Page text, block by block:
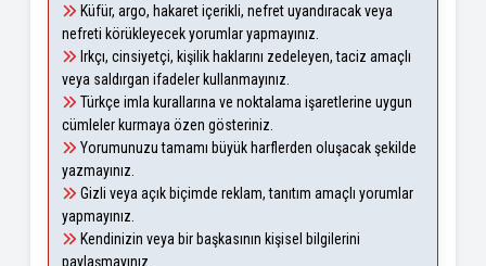
Küfür, argo, hakaret içerikli, nefret uyandıracak veya
nefreti körükleyecek yorumlar yapmayınız.
Irkçı, cinsiyetçi, kişilik haklarını zedeleyen, taciz amaçlı
veya saldırgan ifadeler kullanmayınız.
Türkçe imla kurallarına ve noktalama işaretlerine uygun
cümleler kurmaya özen gösteriniz.
Yorumunuzu tamamı büyük harflerden oluşacak şekilde
yazmayınız.
Gizli veya açık biçimde reklam, tanıtım amaçlı yorumlar
yapmayınız.
Kendinizin veya bir başkasının kişisel bilgilerini
paylaşmayınız.